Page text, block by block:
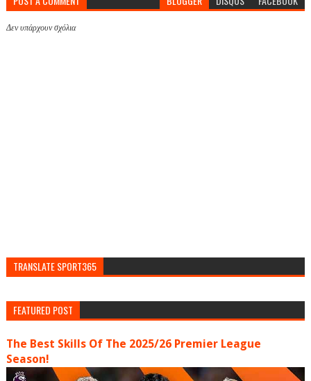
Δεν υπάρχουν σχόλια
TRANSLATE SPORT365
FEATURED POST
The Best Skills Of The 2025/26 Premier League
Season!